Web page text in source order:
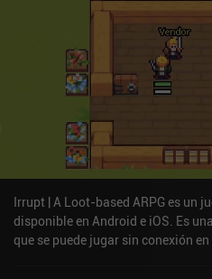
Irrupt | A Loot-based ARPG es un
disponible en Android e iOS. Es
que se puede jugar sin conexión